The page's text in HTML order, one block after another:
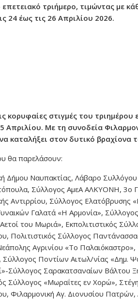
επετειακό τριήμερο, τιμώντας με
24 έως τις 26 Απριλίου 2026.
κορυφαίες στιγμές του
Απριλίου. Με τη συνοδεία
καταλήξει στον δυτικό βραχίονα
θα παρελάσουν:
Δήμου Ναυπακτίας, Λάβαρο
Σύλλογος ΑμεΑ ΑΛΚΥΟΝΗ, 3ο
Αντιρρίου, Σύλλογος Ελατόβρυσης
Γαλατά «Η Αρμονία»,
του Μωριά», Εκπολιτιστικός
Πολιτιστικός Σύλλογος
Αγρινίου «Το Παλαιόκαστρο»,
Σύλλογος Ποντίων Αιτωλ/νίας «Δημ.
Σύλλογος Σαρακατσαναίων Βάλτου
Σύλλογος «Μωραΐτες εν Χορώ»,
Φιλαρμονική Αγ. Διονυσίου